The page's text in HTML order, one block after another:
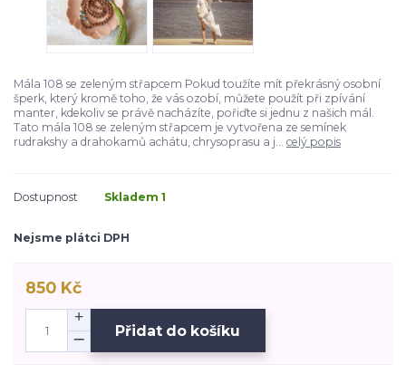
Mála 108 se zeleným střapcem Pokud toužíte mít překrásný osobní
šperk, který kromě toho, že vás ozobí, můžete použít při zpívání
manter, kdekoliv se právě nacházíte, pořiďte si jednu z našich mál.
Tato mála 108 se zeleným střapcem je vytvořena ze semínek
rudrakshy a drahokamů achátu, chrysoprasu a j... celý popis
Dostupnost Skladem 1
Nejsme plátci DPH
850 Kč
Přidat do košíku